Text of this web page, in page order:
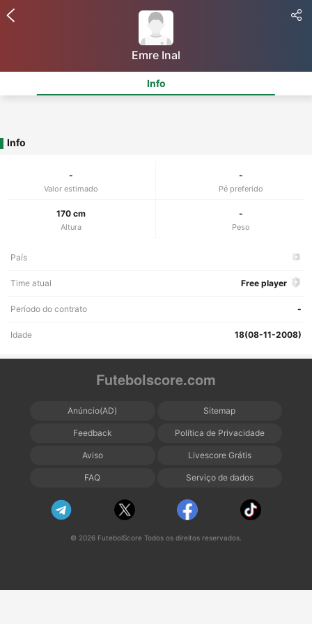
Emre Inal
Info
Info
-
Valor estimado
-
Pé preferido
170 cm
Altura
-
Peso
País
Time atual Free player
Período do contrato -
Idade 18(08-11-2008)
Futebolscore.com
Anúncio(AD) Sitemap
Feedback Política de Privacidade
Aviso Livescore Grátis
FAQ Serviço de dados
© 2026 FutebolScore Todos os direitos reservados.